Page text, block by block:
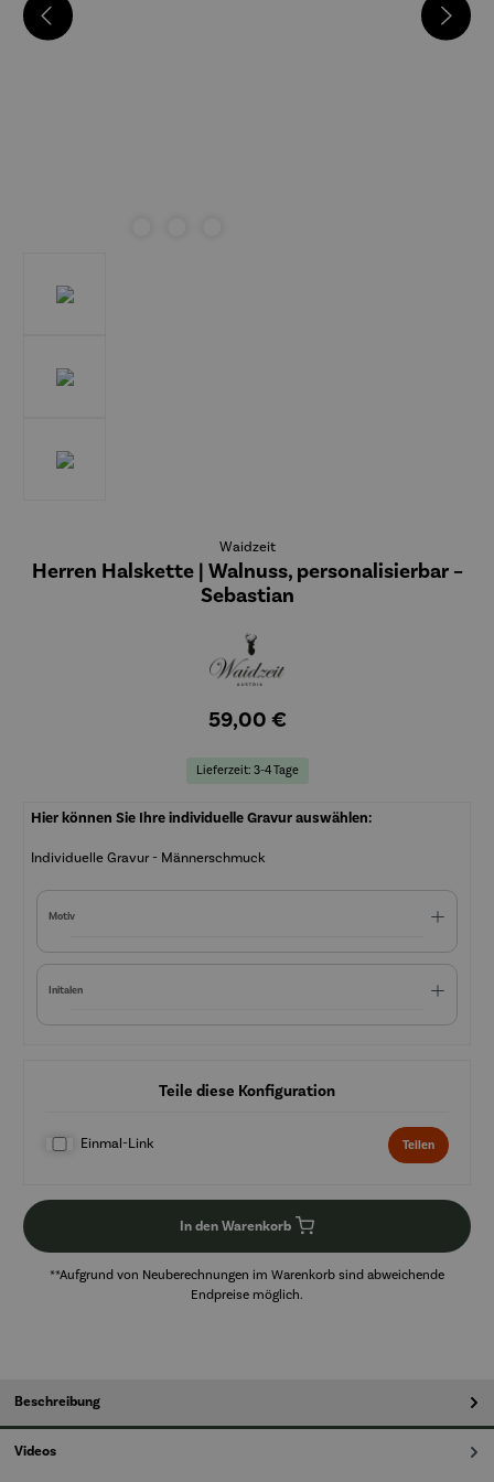
Waidzeit
Herren Halskette | Walnuss, personalisierbar –
Sebastian
59,00 €
Lieferzeit: 3-4 Tage
Hier können Sie Ihre individuelle Gravur auswählen:
Individuelle Gravur - Männerschmuck
Motiv
Initalen
Teile diese Konfiguration
Einmal-Link Teilen
In den Warenkorb
**Aufgrund von Neuberechnungen im Warenkorb sind abweichende
Endpreise möglich.
Beschreibung
Videos